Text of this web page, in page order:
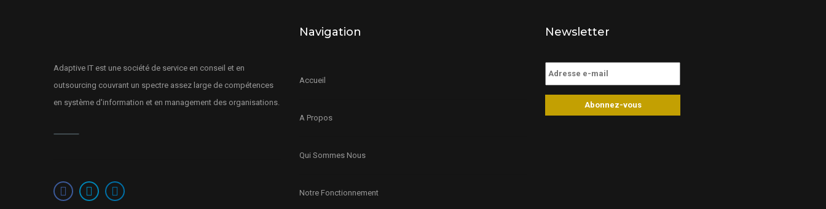
Adaptive IT est une société de service en conseil et en
outsourcing couvrant un spectre assez large de compétences
en système d'information et en management des organisations.
Navigation
Accueil
A Propos
Qui Sommes Nous
Notre Fonctionnement
Newsletter